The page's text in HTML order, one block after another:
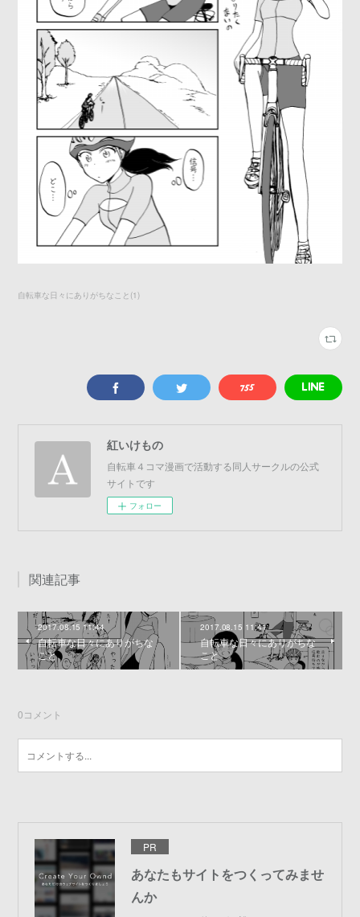
自転車な日々にありがちなこと (1)
紅いけもの
自転車４コマ漫画で活動する同人サークルの公式
サイトです
フォロー
関連記事
2017.08.15 11:44
自転車な日々にありがちな
こと
2017.08.15 11:41
自転車な日々にありがちな
こと
0コメント
PR
あなたもサイトをつくってみませ
んか